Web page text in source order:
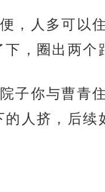
，人多可以
下，圈出两个
子你与曹青
人挤，后续